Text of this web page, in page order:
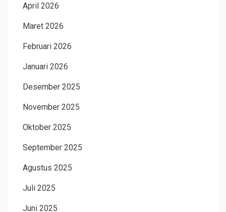
April 2026
Maret 2026
Februari 2026
Januari 2026
Desember 2025
November 2025
Oktober 2025
September 2025
Agustus 2025
Juli 2025
Juni 2025